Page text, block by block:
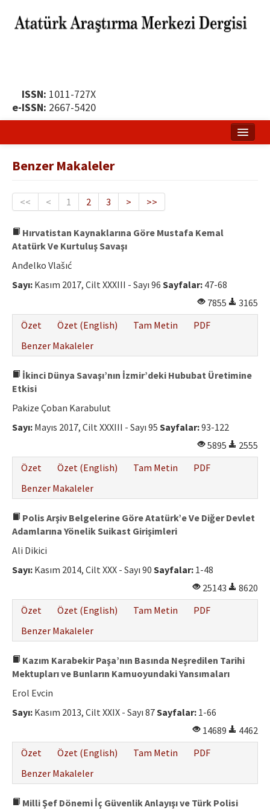
ISSN: 1011-727X
e-ISSN: 2667-5420
Yayın Politikası
Yayın İlkeleri
Etik İlkeler
Hakem Rehberi
İletişim
Benzer Makaleler
<< < 1 2 3 > >>
Hırvatistan Kaynaklarına Göre Mustafa Kemal
Atatürk Ve Kurtuluş Savaşı
Anđelko Vlašıć
Sayı: Kasım 2017, Cilt XXXIII - Sayı 96 Sayfalar: 47-68
7855
3165
Özet
Özet (English) Tam Metin
PDF
Benzer Makaleler
İkinci Dünya Savaşı’nın İzmir’deki Hububat Üretimine
Etkisi
Pakize Çoban Karabulut
Sayı: Mayıs 2017, Cilt XXXIII - Sayı 95 Sayfalar:93-122
5895
2555
Özet
Özet (English) Tam Metin
PDF
Benzer Makaleler
Polis Arşiv Belgelerine Göre Atatürk’e Ve Diğer Devlet
Adamlarına Yönelik Suikast Girişimleri
Ali Dikici
Sayı: Kasım 2014, Cilt XXX - Sayı 90 Sayfalar: 1-48
25143
8620
Özet
Özet (English) Tam Metin
PDF
Benzer Makaleler
Kazım Karabekir Paşa’nın Basında Neşredilen Tarihi
Mektupları ve Bunların Kamuoyundaki Yansımaları
Erol Evcin
Sayı: Kasım 2013, Cilt XXIX - Sayı 87Sayfalar: 1-66
14689
4462
Özet
Özet (English) Tam Metin
PDF
Benzer Makaleler
Milli Şef Dönemi İç Güvenlik Anlayışı ve Türk Polisi